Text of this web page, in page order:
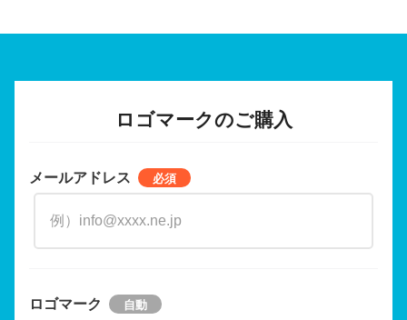
ロゴマークのご購入
メールアドレス
ロゴマーク